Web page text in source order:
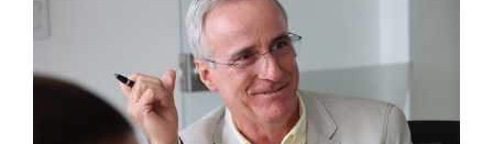
infancia»